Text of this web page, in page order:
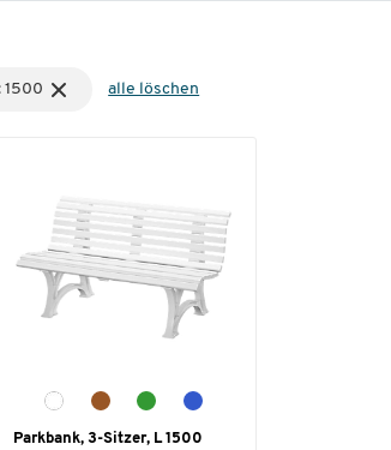
1500 alle löschen
Parkbank, 3-Sitzer, L 1500